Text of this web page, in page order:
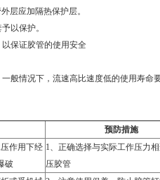
层应加隔热保护层。
以保护。
保证胶管的使用安全
般情况下，流速高比速度低的使用寿命
预防措施
作用下经
破
1、正确选择与实际工作压力
压胶管